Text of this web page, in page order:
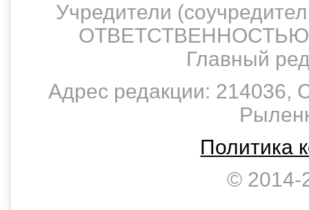
Учредители
Главный
Адрес редакции: 214036,
Политика
© 2014-